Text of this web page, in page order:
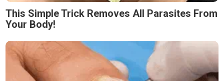
This Simple Trick Removes All Parasites From
Your Body!